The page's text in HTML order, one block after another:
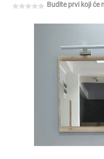
Budite prvi koji će